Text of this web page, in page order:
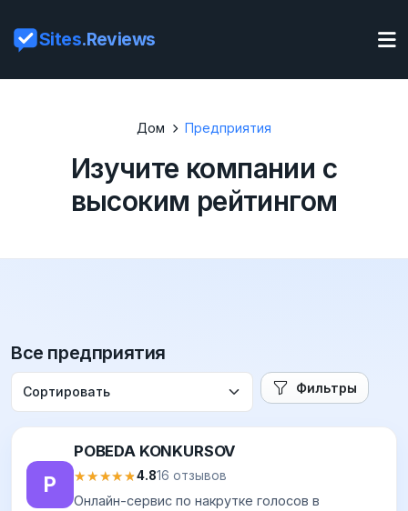
Sites.Reviews
Дом Предприятия
Изучите компании с
высоким рейтингом
Все предприятия
Фильтры
P
POBEDA KONKURSOV
★★★★★
★★★★★4.816 отзывов
Онлайн-сервис по накрутке голосов в